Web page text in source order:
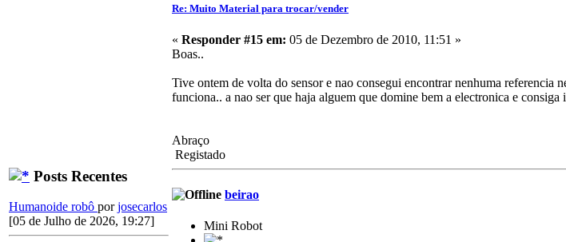
Posts Recentes
Humanoide robô porjosecarlos
[05 de Julho de 2026, 19:27]
Re: Muito Material para trocar/vender
« Responder #15 em: 05 de Dezembro de 2010, 11:51 »
Boas..
Tive ontem de volta do sensor e nao consegui encontrar nenhuma referencia
funciona.. a nao ser que haja alguem que domine bem a electronica e consiga
Abraço
Registado
beirao
Mini Robot